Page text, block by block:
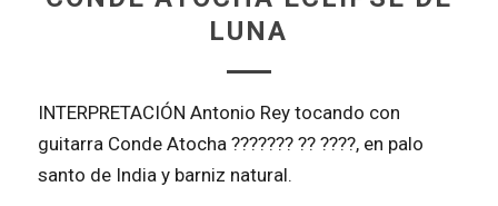
LUNA
INTERPRETACIÓN Antonio Rey tocando con
guitarra Conde Atocha ??????? ?? ????, en palo
santo de India y barniz natural.